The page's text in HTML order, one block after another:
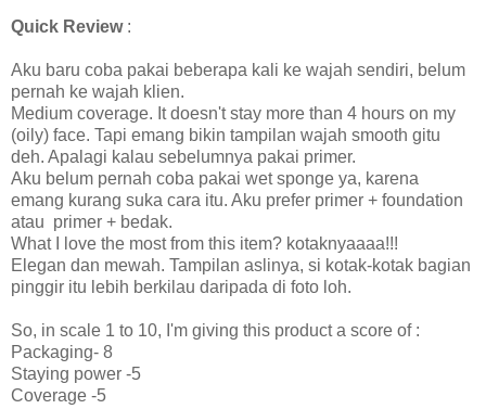
Quick Review:
Aku baru coba pakai beberapa kali ke wajah sendiri, belum
pernah ke wajah klien.
Medium coverage. It doesn't stay more than 4 hours on my
(oily) face. Tapi emang bikin tampilan wajah smooth gitu
deh. Apalagi kalau sebelumnya pakai primer.
Aku belum pernah coba pakai wet sponge ya, karena
emang kurang suka cara itu. Aku prefer primer + foundation
atau primer + bedak.
What I love the most from this item? kotaknyaaaa!!!
Elegan dan mewah. Tampilan aslinya, si kotak-kotak bagian
pinggir itu lebih berkilau daripada di foto loh.
So, in scale 1 to 10, I'm giving this product a score of :
Packaging- 8
Staying power -5
Coverage -5